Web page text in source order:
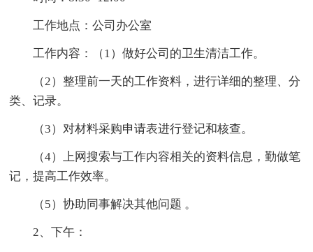
工作地点：公司办公室
工作内容：（1）做好公司的卫生清洁工作。
（2）整理前一天的工作资料，进行详细的整理、分
类、记录。
（3）对材料采购申请表进行登记和核查。
（4）上网搜索与工作内容相关的资料信息，勤做笔
记，提高工作效率。
（5）协助同事解决其他问题 。
2、下午：